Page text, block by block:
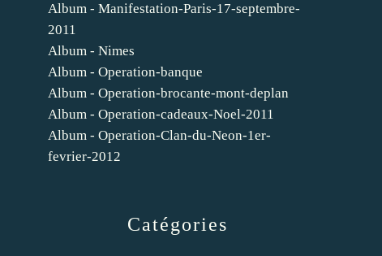
Catégories
Album - Manifestation-Paris-17-septembre-
2011
Album - Nimes
Album - Operation-banque
Album - Operation-brocante-mont-deplan
Album - Operation-cadeaux-Noel-2011
Album - Operation-Clan-du-Neon-1er-
fevrier-2012